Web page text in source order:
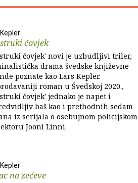
čovjek
čovjek' novi je uzbudljivi triler,
drama švedske književne
poznate kao Lars Kepler.
roman u Švedskoj 2020.,
čovjek' jednako je napet i
baš kao i prethodnih sedam
iz serijala o osebujnom policijskom
Jooni Linni.
na zečeve